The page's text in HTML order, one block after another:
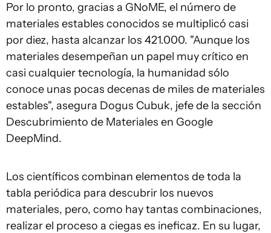
Por lo pronto, gracias a GNoME, el número de
materiales estables conocidos se multiplicó casi
por diez, hasta alcanzar los 421.000. "Aunque los
materiales desempeñan un papel muy crítico en
casi cualquier tecnología, la humanidad sólo
conoce unas pocas decenas de miles de materiales
estables", asegura Dogus Cubuk, jefe de la sección
Descubrimiento de Materiales en Google
DeepMind.
Los científicos combinan elementos de toda la
tabla periódica para descubrir los nuevos
materiales, pero, como hay tantas combinaciones,
realizar el proceso a ciegas es ineficaz. En su lugar,